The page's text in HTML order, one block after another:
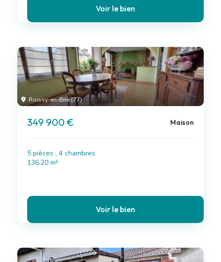
Voir le bien
Roissy-en-Brie (77)
349 900 € Maison
5 pièces , 4 chambres
136.20 m²
Voir le bien